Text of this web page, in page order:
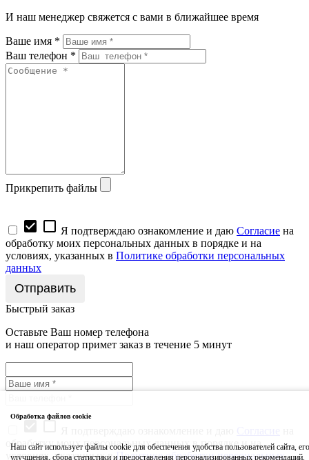
И наш менеджер свяжется с вами в ближайшее время
Ваше имя *
Ваш телефон *
Прикрепить файлы
check_box check_box_outline_blank Я подтверждаю ознакомление и даю Согласие на
обработку моих персональных данных в порядке и на
условиях, указанных в Политике обработки персональных
данных
Быстрый заказ
Оставьте Ваш номер телефона
и наш оператор примет заказ в течение 5 минут
обработку моих персональных данных в порядке и на
условиях, указанных вПолитике обработки персональных
Обработка файлов cookie
Наш сайт использует файлы cookie для обеспечения удобства пользователей сайта, его
улучшения, сбора статистики и предоставления персонализированных рекомендаций.